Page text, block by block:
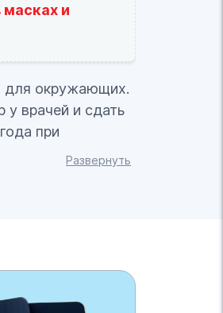
и
для окружающих.
врачей и сдать
при
Развернуть